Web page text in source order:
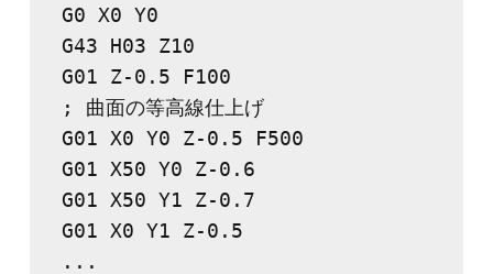
G0 X0 Y0
G43 H03 Z10
G01 Z-0.5 F100
; 曲面の等高線仕上げ
G01 X0 Y0 Z-0.5 F500
G01 X50 Y0 Z-0.6
G01 X50 Y1 Z-0.7
G01 X0 Y1 Z-0.5
...